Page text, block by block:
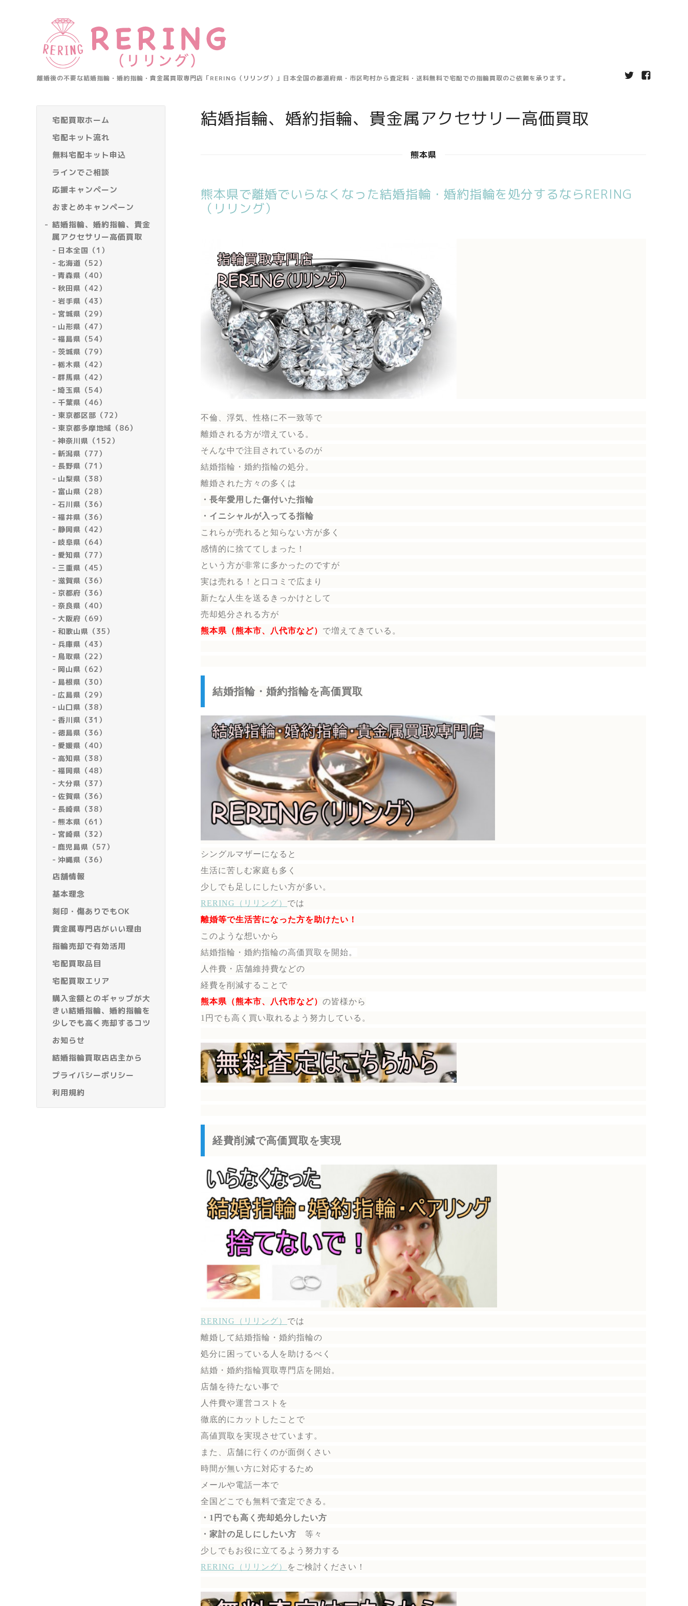
離婚後の不要な結婚指輪・婚約指輪・貴金属買取専門店「RERING（リリング）」日本全国の都道府県・市区町村から査定料・送料無料で宅配での指輪買取のご依頼を承ります。
宅配買取ホーム
宅配キット流れ
無料宅配キット申込
ラインでご相談
応援キャンペーン
おまとめキャンペーン
結婚指輪、婚約指輪、貴金
属アクセサリー高価買取
日本全国（1）
北海道（52）
青森県（40）
秋田県（42）
岩手県（43）
宮城県（29）
山形県（47）
福島県（54）
茨城県（79）
栃木県（42）
群馬県（42）
埼玉県（54）
千葉県（46）
東京都区部（72）
東京都多摩地域（86）
神奈川県（152）
新潟県（77）
長野県（71）
山梨県（38）
富山県（28）
石川県（36）
福井県（36）
静岡県（42）
岐阜県（64）
愛知県（77）
三重県（45）
滋賀県（36）
京都府（36）
奈良県（40）
大阪府（69）
和歌山県（35）
兵庫県（43）
鳥取県（22）
岡山県（62）
島根県（30）
広島県（29）
山口県（38）
香川県（31）
徳島県（36）
愛媛県（40）
高知県（38）
福岡県（48）
大分県（37）
佐賀県（36）
長崎県（38）
熊本県（61）
宮崎県（32）
鹿児島県（57）
沖縄県（36）
店舗情報
基本理念
刻印・傷ありでもOK
貴金属専門店がいい理由
指輪売却で有効活用
宅配買取品目
宅配買取エリア
購入金額とのギャップが大
きい結婚指輪、婚約指輪を
少しでも高く売却するコツ
お知らせ
結婚指輪買取店店主から
プライバシーポリシー
利用規約
結婚指輪、婚約指輪、貴金属アクセサリー高価買取
熊本県
熊本県で離婚でいらなくなった結婚指輪・婚約指輪を処分するならRERING
（リリング）
不倫、浮気、性格に不一致等で
離婚される方が増えている。
そんな中で注目されているのが
結婚指輪 ・婚約指輪の処分。
離婚された方々の多くは
・長年愛用した傷付いた指輪
・イニシャルが入ってる指輪
これらが売れると知らない方が多く
感情的に捨ててしまった！
という方が非常に多かったのですが
実は売れる！と口コミで広まり
新たな人生を送る きっかけとして
売却処分される方が
熊本県（熊本市、八代市など） で増えてきている。
結婚指輪・婚約指輪を高価買取
シングルマザーになると
生活に苦しむ家庭も多く
少しでも足しにしたい方が多い。
RERING（リリング） では
離婚等で生活苦になった方を助けたい！
このような想いから
結婚指輪・婚約指輪の高価買取を開始。
人件費・店舗維持費などの
経費を削減することで
熊本県（熊本市、八代市など） の皆様から
1円でも高く買い取れるよう努力している。
経費削減で高価買取を実現
RERING（リリング） では
離婚して結婚指輪・婚約指輪の
処分に困っている人を助けるべく
結婚・婚約指輪買取専門店を開始。
店舗を待たない事で
人件費や運営コストを
徹底的にカットしたことで
高値買取を実現させています。
また、店舗に行くのが面倒くさい
時間が無い方に対応するため
メールや電話一本で
全国どこでも無料で査定できる。
・1円でも高く売却処分したい方
・家計の足しにしたい方 等々
少しでもお役に立てるよう努力する
RERING（リリング）
を ご検討ください！